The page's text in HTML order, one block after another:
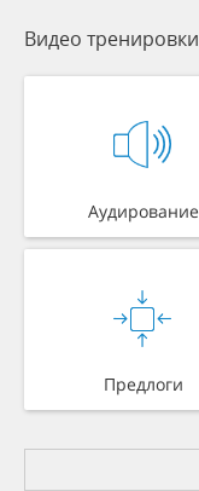
Видео тренировки
Аудирование
Предлоги